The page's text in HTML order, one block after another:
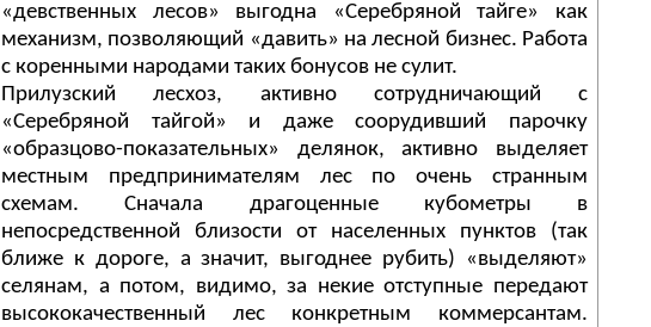
«девственных лесов» выгодна «Серебряной тайге» как
механизм, позволяющий «давить» на лесной бизнес. Работа
с коренными народами таких бонусов не сулит.
Прилузский лесхоз, активно сотрудничающий с
«Серебряной тайгой» и даже соорудивший парочку
«образцово-показательных» делянок, активно выделяет
местным предпринимателям лес по очень странным
схемам. Сначала драгоценные кубометры в
непосредственной близости от населенных пунктов (так
ближе к дороге, а значит, выгоднее рубить) «выделяют»
селянам, а потом, видимо, за некие отступные передают
высококачественный лес конкретным коммерсантам.